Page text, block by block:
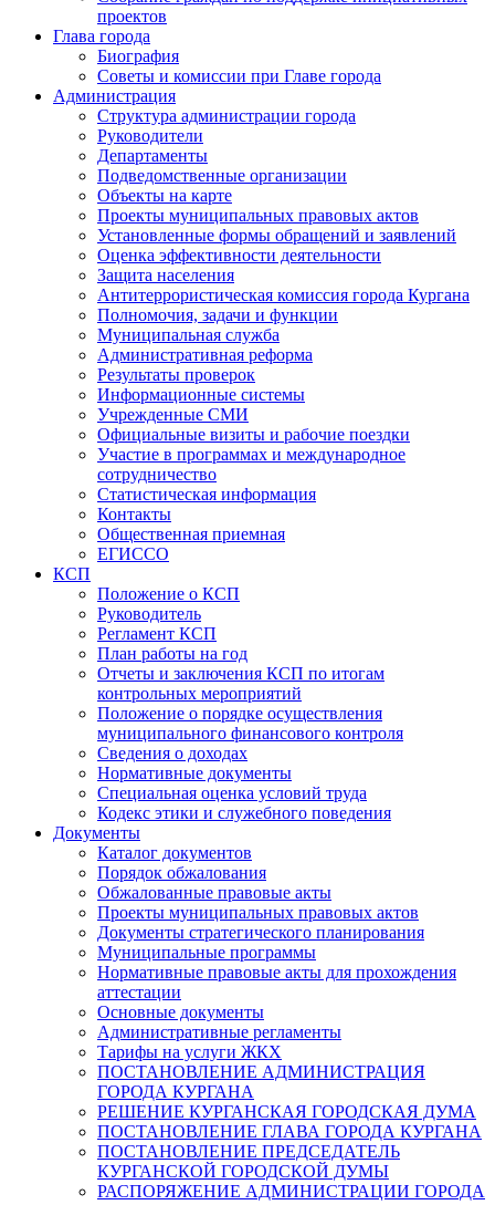
проектов
Глава города
Биография
Советы и комиссии при Главе города
Администрация
Структура администрации города
Руководители
Департаменты
Подведомственные организации
Объекты на карте
Проекты муниципальных правовых актов
Установленные формы обращений и заявлений
Оценка эффективности деятельности
Защита населения
Антитеррористическая комиссия города Кургана
Полномочия, задачи и функции
Муниципальная служба
Административная реформа
Результаты проверок
Информационные системы
Учрежденные СМИ
Официальные визиты и рабочие поездки
Участие в программах и международное
сотрудничество
Статистическая информация
Контакты
Общественная приемная
ЕГИССО
КСП
Положение о КСП
Руководитель
Регламент КСП
План работы на год
Отчеты и заключения КСП по итогам
контрольных мероприятий
Положение о порядке осуществления
муниципального финансового контроля
Сведения о доходах
Нормативные документы
Специальная оценка условий труда
Кодекс этики и служебного поведения
Документы
Каталог документов
Порядок обжалования
Обжалованные правовые акты
Проекты муниципальных правовых актов
Документы стратегического планирования
Муниципальные программы
Нормативные правовые акты для прохождения
аттестации
Основные документы
Административные регламенты
Тарифы на услуги ЖКХ
ПОСТАНОВЛЕНИЕ АДМИНИСТРАЦИЯ
ГОРОДА КУРГАНА
РЕШЕНИЕ КУРГАНСКАЯ ГОРОДСКАЯ ДУМА
ПОСТАНОВЛЕНИЕ ГЛАВА ГОРОДА КУРГАНА
ПОСТАНОВЛЕНИЕ ПРЕДСЕДАТЕЛЬ
КУРГАНСКОЙ ГОРОДСКОЙ ДУМЫ
РАСПОРЯЖЕНИЕ АДМИНИСТРАЦИИ ГОРОДА